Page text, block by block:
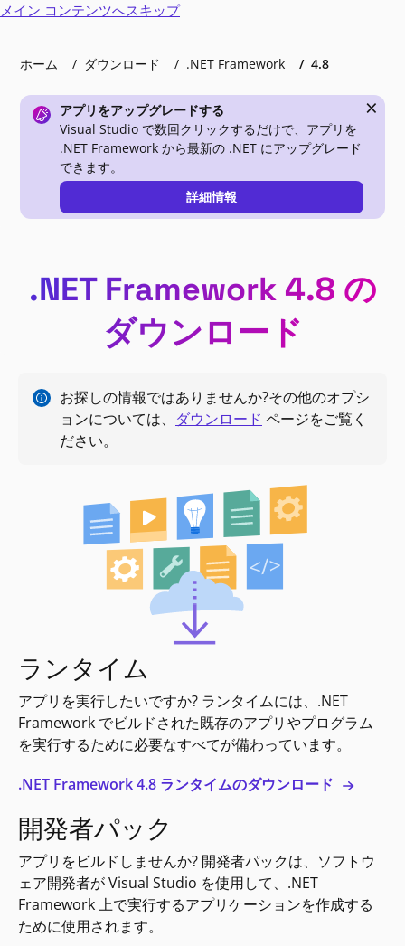
メイン コンテンツへスキップ
ホーム ダウンロード .NET Framework 4.8
アプリをアップグレードする
Visual Studio で数回クリックするだけで、アプリを
.NET Framework から最新の .NET にアップグレード
できます。
詳細情報
×
.NET Framework 4.8 の
ダウンロード
お探しの情報ではありませんか?その他のオプシ
ョンについては、 ダウンロード ページをご覧く
ださい。
ランタイム
アプリを実行したいですか? ランタイムには、.NET
Framework でビルドされた既存のアプリやプログラム
を実行するために必要なすべてが備わっています。
.NET Framework 4.8 ランタイムのダウンロード
開発者パック
アプリをビルドしませんか? 開発者パックは、ソフトウ
ェア開発者が Visual Studio を使用して、.NET
Framework 上で実行するアプリケーションを作成する
ために使用されます。